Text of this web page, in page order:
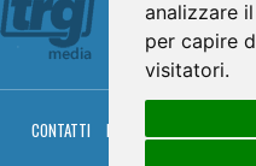
analizzare
per capire
visitatori.
CONTATTI PRIVACY